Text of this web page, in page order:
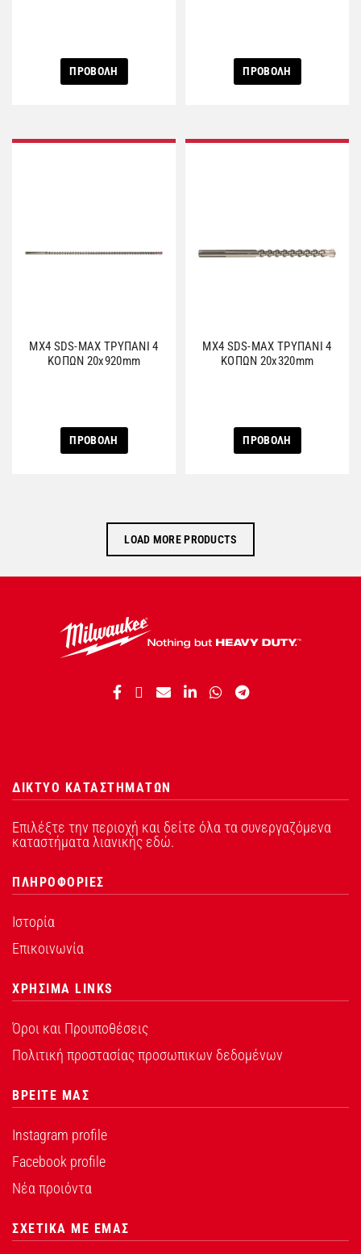
ΠΡΟΒΟΛΗ ΠΡΟΒΟΛΗ
MX4 SDS-MAX ΤΡΥΠΑΝΙ 4
ΚΟΠΩΝ 20x920mm
ΠΡΟΒΟΛΗ
MX4 SDS-MAX ΤΡΥΠΑΝΙ 4
ΚΟΠΩΝ 20x320mm
ΠΡΟΒΟΛΗ
LOAD MORE PRODUCTS
ΔΙΚΤΥΟ ΚΑΤΑΣΤΗΜΑΤΩΝ
Επιλέξτε την περιοχή και δείτε όλα τα συνεργαζόμενα
καταστήματα λιανικής εδώ.
ΠΛΗΡΟΦΟΡΙΕΣ
Ιστορία
Επικοινωνία
ΧΡΗΣΙΜΑ LINKS
Όροι και Προυποθέσεις
Πολιτική προστασίας προσωπικων δεδομένων
ΒΡΕΙΤΕ ΜΑΣ
Instagram profile
Facebook profile
Νέα προιόντα
ΣΧΕΤΙΚΑ ΜΕ ΕΜΑΣ